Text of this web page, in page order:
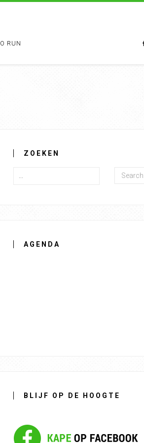
RUN
ZOEKEN
Search
AGENDA
BLIJF OP DE HOOGTE